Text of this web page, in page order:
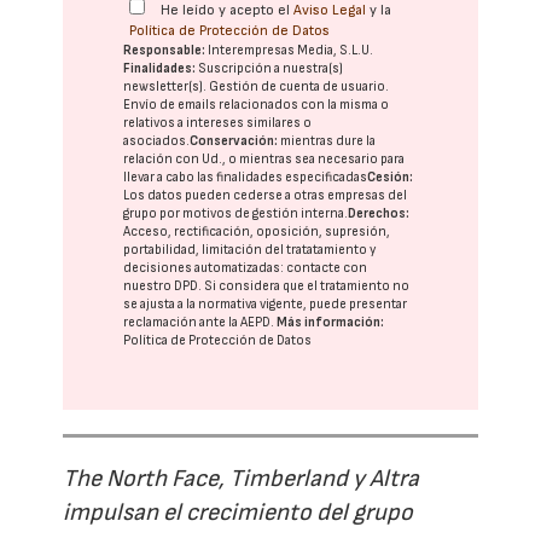
He leído y acepto elAviso Legal y la
Política de Protección de Datos
Responsable: Interempresas Media, S.L.U.
Finalidades: Suscripción a nuestra(s)
newsletter(s). Gestión de cuenta de usuario.
Envío de emails relacionados con la misma o
relativos a intereses similares o
asociados.Conservación: mientras dure la
relación con Ud., o mientras sea necesario para
llevar a cabo las finalidades especificadasCesión:
Los datos pueden cederse a otras empresas del
grupo por motivos de gestión interna. Derechos:
Acceso, rectificación, oposición, supresión,
portabilidad, limitación del tratatamiento y
decisiones automatizadas: contacte con
nuestro DPD. Si considera que el tratamiento no
se ajusta a la normativa vigente, puede presentar
reclamación ante laAEPD. Más información:
Política de Protección de Datos
The North Face, Timberland y Altra
impulsan el crecimiento del grupo